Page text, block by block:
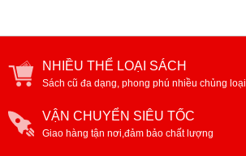
NHIỀU THỂ LOẠI SÁCH
Sách cũ đa dạng, phong phú nhiều chủng loại
VẬN CHUYỂN SIÊU TỐC
Giao hàng tận nơi,đảm bảo chất lượng